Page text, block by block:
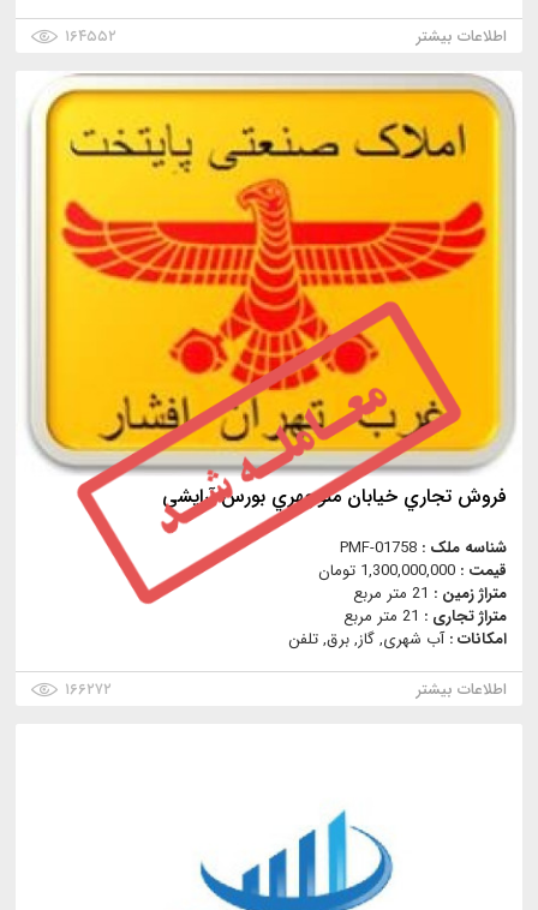
اطلاعات بیشتر
۱۶۴۵۵۲
فروش تجاري خيابان منوچهري بورس آرايشي
شناسه ملک : PMF-01758
قیمت : 1,300,000,000 تومان
متراژ زمین : 21 متر مربع
متراژ تجاری : 21 متر مربع
امکانات :آب شهری, گاز, برق, تلفن
اطلاعات بیشتر
۱۶۶۲۷۲